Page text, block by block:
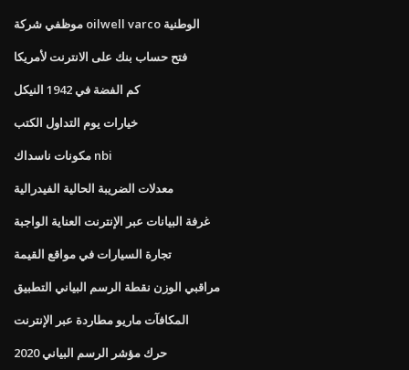
موظفي شركة oilwell varco الوطنية
فتح حساب بنك على الانترنت لأمريكا
كم الفضة في 1942 النيكل
خيارات يوم التداول الكتب
مكونات ناسداك nbi
معدلات الضريبة الحالية الفيدرالية
غرفة البيانات عبر الإنترنت العناية الواجبة
تجارة السيارات في مواقع القيمة
مراقبي الوزن نقطة الرسم البياني التطبيق
المكافآت ماريو مطاردة عبر الإنترنت
حرك مؤشر الرسم البياني 2020